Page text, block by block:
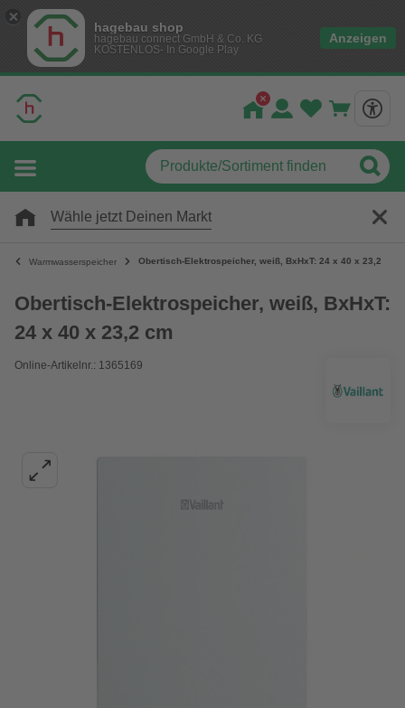
hagebau shop
hagebau connect GmbH & Co. KG
KOSTENLOS- In Google Play
Anzeigen
Wähle jetzt Deinen Markt
Warmwasserspeicher Obertisch-Elektrospeicher, weiß, BxHxT: 24 x 40 x 23,2 cm
Obertisch-Elektrospeicher, weiß, BxHxT:
24 x 40 x 23,2 cm
Online-Artikelnr.: 1365169